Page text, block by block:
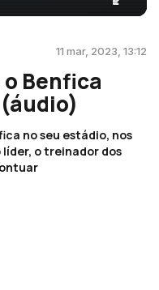
11 mar, 2023, 13:12
Benfica
no seu estádio, nos
líder, o treinador dos